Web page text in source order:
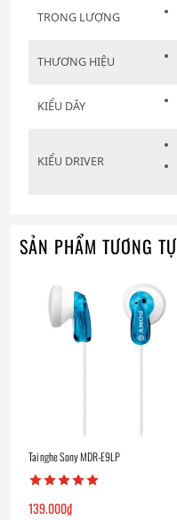
TRỌNG LƯỢNG
THƯƠNG HIỆU
KIỂU DÂY
KIỂU DRIVER
SẢN PHẨM TƯƠNG TỰ
Tai nghe Sony MDR-E9LP
139.000₫